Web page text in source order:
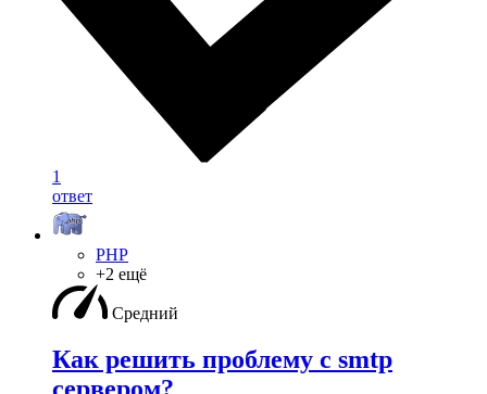
1
ответ
PHP
+2 ещё
Средний
Как решить проблему с smtp
сервером?